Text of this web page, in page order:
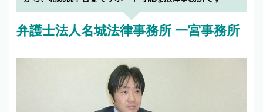
弁護士法人名城法律事務所 一宮事務所